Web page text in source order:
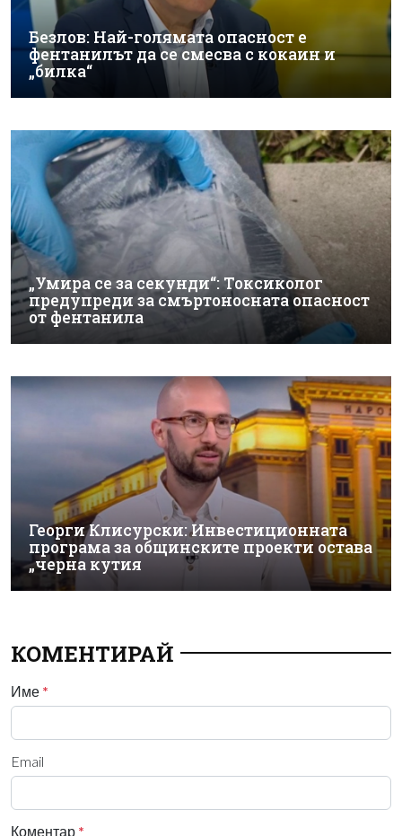
Безлов: Най-голямата опасност е
фентанилът да се смесва с кокаин и
„билка“
„Умира се за секунди“: Токсиколог
предупреди за смъртоносната опасност
от фентанила
Георги Клисурски: Инвестиционната
програма за общинските проекти остава
„черна кутия
КОМЕНТИРАЙ
Име *
Email
Коментар *